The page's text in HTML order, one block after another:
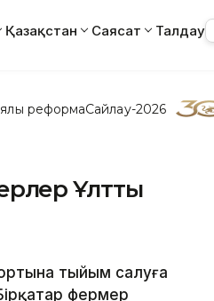
Қазақстан Саясат Талдау
реформаСайлау-2026
Ұлттық
тыйым салуға
фермер